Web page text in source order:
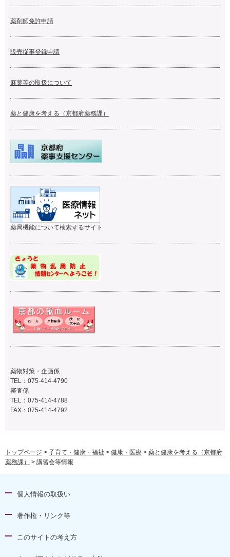
薬剤師免許申請
販売従事登録申請
麻薬等の取扱について
薬と健康を考える（京都府薬務課）
薬局機能について検索するサイト
薬物対策・企画係
TEL：075-414-4790
審査係
TEL：075-414-4788
FAX：075-414-4792
トップページ > 子育て・健康・福祉 > 健康・医療 > 薬と健康を考える（京都府
薬務課）
> 講習会等情報
個人情報の取扱い
著作権・リンク等
このサイトの考え方